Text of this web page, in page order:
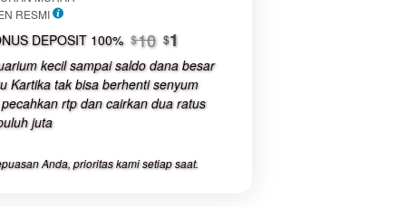
license
RESMI
DEPOSIT 100% $10 $1
kecil sampai saldo dana besar
Kartika tak bisa berhenti senyum
rtp dan cairkan dua ratus
juta
Anda, prioritas kami setiap saat.